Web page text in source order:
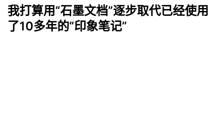
我打算用“石墨文档”逐步取代已经使用
了10多年的“印象笔记”